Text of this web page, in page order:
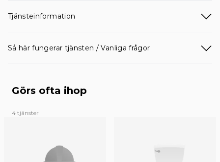
Tjänsteinformation
Så här fungerar tjänsten / Vanliga frågor
Görs ofta ihop
4 tjänster